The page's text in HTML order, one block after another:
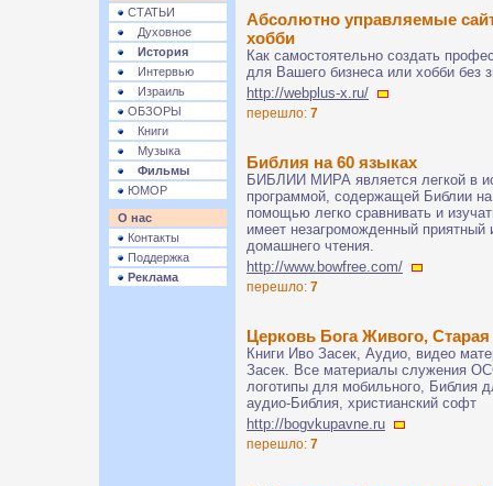
СТАТЬИ
Духовное
История
Интервью
Израиль
ОБЗОРЫ
Книги
Музыка
Фильмы
ЮМОР
О нас
Контакты
Поддержка
Реклама
Абсолютно управляемые
хобби
Как самостоятельно создать
для Вашего бизнеса или хобби без
http://webplus-x.ru/
перешло: 7
Библия на 60 языках
БИБЛИИ МИРА является легкой в
программой, содержащей Библии
помощью легко сравнивать и
имеет незагроможденный
домашнего чтения.
http://www.bowfree.com/
перешло: 7
Церковь Бога Живого,
Книги Иво Засек, Аудио, видео
Засек. Все материалы служения
логотипы для мобильного, Библия
аудио-Библия, христианский софт
http://bogvkupavne.ru
перешло: 7